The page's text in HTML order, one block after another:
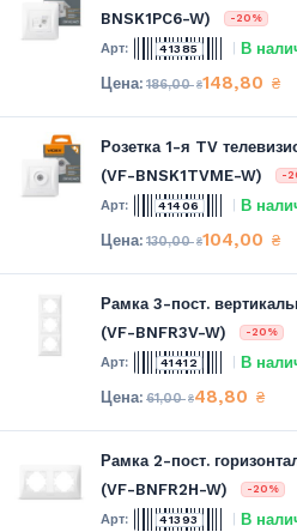
BNSK1PC6-W)
-20%
41385 В
186,00₴148,80 ₴
Розетка 1-я TV
(VF-BNSK1TVME-W)
-
41406 В
130,00₴104,00 ₴
Рамка 3-пост.
(VF-BNFR3V-W)
-20%
41412 В
61,00₴48,80 ₴
Рамка 2-пост.
(VF-BNFR2H-W)
-20%
41393 В